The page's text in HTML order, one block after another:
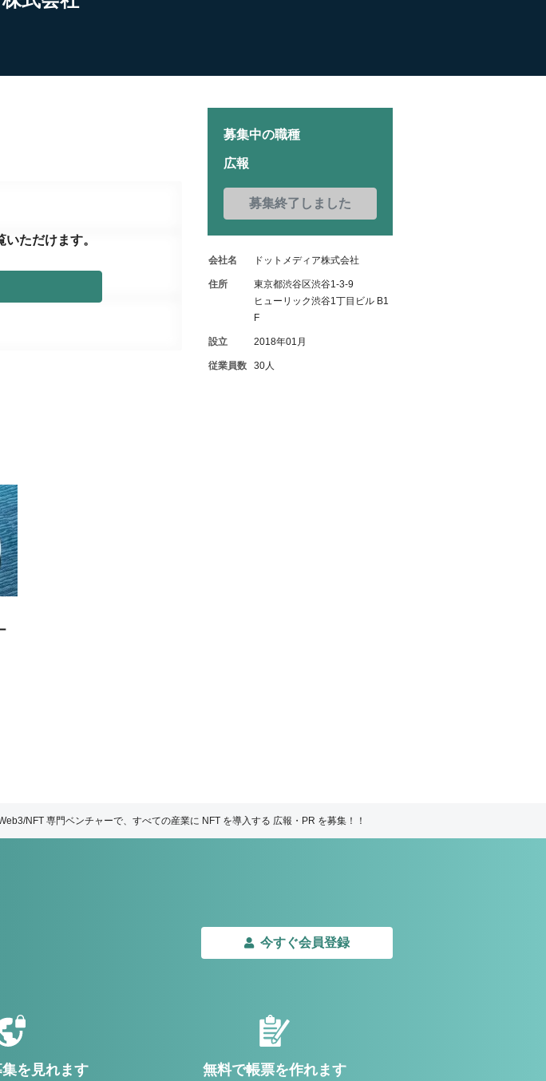
いただけます。
募集中の職種
広報
募集終了しました
会社名 ドットメディア株式会社
住所
東京都渋谷区渋谷1-3-9
ヒューリック渋谷1丁目ビル B1
F
設立 2018年01月
従業員数 30人
NFT 専門ベンチャーで、すべての産業に NFT を導入する 広報・PR を募集！！
今すぐ会員登録
を見れます 無料で帳票を作れます